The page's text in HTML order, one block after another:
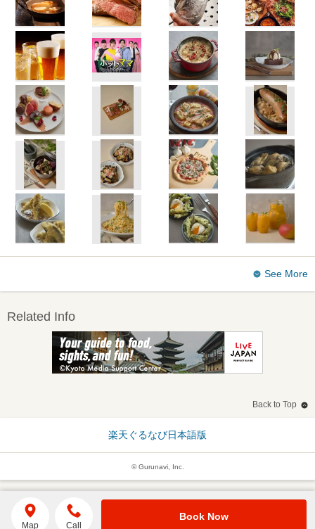
See More
Related Info
Back to Top
楽天ぐるなび日本語版
© Gurunavi, Inc.
Map Call
Book Now